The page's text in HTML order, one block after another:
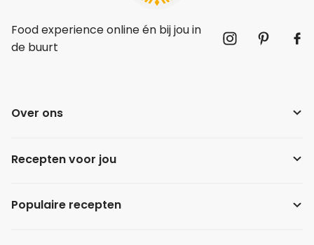
Food experience online én bij jou in
de buurt
Over ons
Recepten voor jou
Populaire recepten